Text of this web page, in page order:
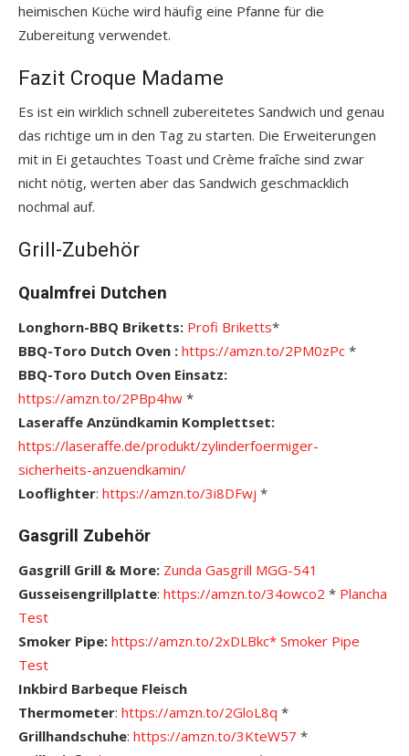
heimischen Küche wird häufig eine Pfanne für die
Zubereitung verwendet.
Fazit Croque Madame
Es ist ein wirklich schnell zubereitetes Sandwich und genau
das richtige um in den Tag zu starten. Die Erweiterungen
mit in Ei getauchtes Toast und Crème fraîche sind zwar
nicht nötig, werten aber das Sandwich geschmacklich
nochmal auf.
Grill-Zubehör
Qualmfrei Dutchen
Longhorn-BBQ Briketts: Profi Briketts*
BBQ-Toro Dutch Oven : https://amzn.to/2PM0zPc *
BBQ-Toro Dutch Oven Einsatz:
https://amzn.to/2PBp4hw *
Laseraffe Anzündkamin Komplettset:
https://laseraffe.de/produkt/zylinderfoermiger-
sicherheits-anzuendkamin/
Looflighter: https://amzn.to/3i8DFwj *
Gasgrill Zubehör
Gasgrill Grill & More: Zunda Gasgrill MGG-541
Gusseisengrillplatte: https://amzn.to/34owco2 * Plancha
Test
Smoker Pipe: https://amzn.to/2xDLBkc* Smoker Pipe
Test
Inkbird Barbeque Fleisch
Thermometer: https://amzn.to/2GloL8q *
Grillhandschuhe: https://amzn.to/3KteW57 *